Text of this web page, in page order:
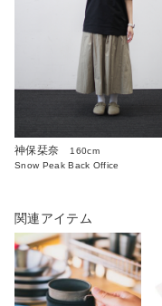
神保栞奈
160cm
Snow Peak Back Office
関連アイテム